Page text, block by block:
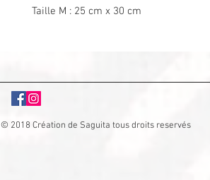
Taille M : 25 cm x 30 cm
© 2018 Création de Saguita tous droits reservés